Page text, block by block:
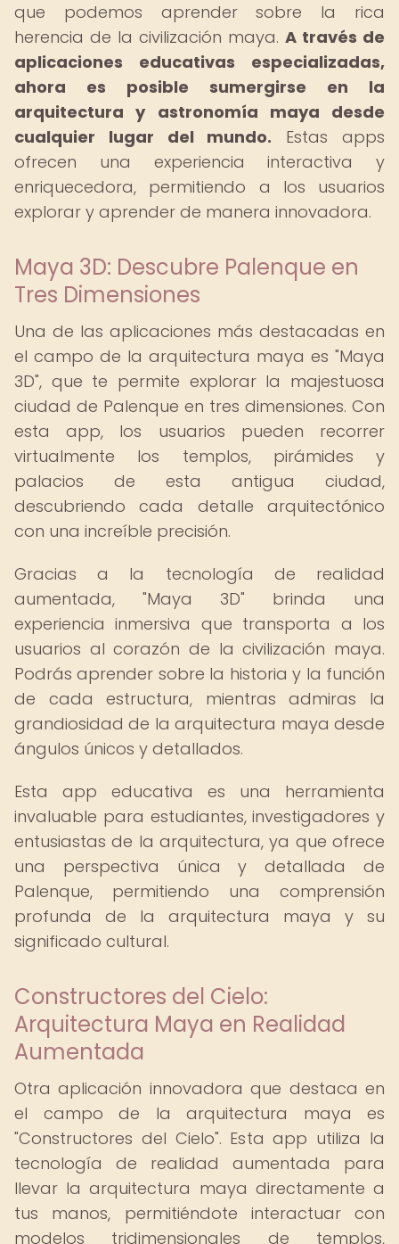
que podemos aprender sobre la rica
herencia de la civilización maya. A través de
aplicaciones educativas especializadas,
ahora es posible sumergirse en la
arquitectura y astronomía maya desde
cualquier lugar del mundo. Estas apps
ofrecen una experiencia interactiva y
enriquecedora, permitiendo a los usuarios
explorar y aprender de manera innovadora.
Maya 3D: Descubre Palenque en
Tres Dimensiones
Una de las aplicaciones más destacadas en
el campo de la arquitectura maya es "Maya
3D", que te permite explorar la majestuosa
ciudad de Palenque en tres dimensiones. Con
esta app, los usuarios pueden recorrer
virtualmente los templos, pirámides y
palacios de esta antigua ciudad,
descubriendo cada detalle arquitectónico
con una increíble precisión.
Gracias a la tecnología de realidad
aumentada, "Maya 3D" brinda una
experiencia inmersiva que transporta a los
usuarios al corazón de la civilización maya.
Podrás aprender sobre la historia y la función
de cada estructura, mientras admiras la
grandiosidad de la arquitectura maya desde
ángulos únicos y detallados.
Esta app educativa es una herramienta
invaluable para estudiantes, investigadores y
entusiastas de la arquitectura, ya que ofrece
una perspectiva única y detallada de
Palenque, permitiendo una comprensión
profunda de la arquitectura maya y su
significado cultural.
Constructores del Cielo:
Arquitectura Maya en Realidad
Aumentada
Otra aplicación innovadora que destaca en
el campo de la arquitectura maya es
"Constructores del Cielo". Esta app utiliza la
tecnología de realidad aumentada para
llevar la arquitectura maya directamente a
tus manos, permitiéndote interactuar con
modelos tridimensionales de templos,